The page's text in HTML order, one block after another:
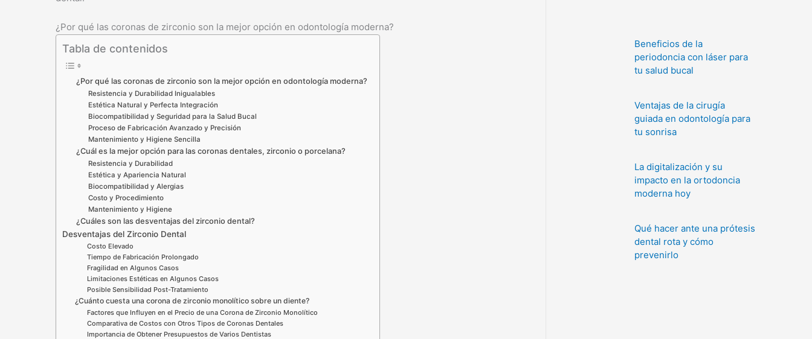
¿Por qué las coronas de zirconio son la mejor opción en odontología moderna?
Tabla de contenidos
¿Por qué las coronas de zirconio son la mejor opción en odontología moderna?
Resistencia y Durabilidad Inigualables
Estética Natural y Perfecta Integración
Biocompatibilidad y Seguridad para la Salud Bucal
Proceso de Fabricación Avanzado y Precisión
Mantenimiento y Higiene Sencilla
¿Cuál es la mejor opción para las coronas dentales, zirconio o porcelana?
Resistencia y Durabilidad
Estética y Apariencia Natural
Biocompatibilidad y Alergias
Costo y Procedimiento
Mantenimiento y Higiene
¿Cuáles son las desventajas del zirconio dental?
Desventajas del Zirconio Dental
Costo Elevado
Tiempo de Fabricación Prolongado
Fragilidad en Algunos Casos
Limitaciones Estéticas en Algunos Casos
Posible Sensibilidad Post-Tratamiento
¿Cuánto cuesta una corona de zirconio monolítico sobre un diente?
Factores que Influyen en el Precio de una Corona de Zirconio Monolítico
Comparativa de Costos con Otros Tipos de Coronas Dentales
Importancia de Obtener Presupuestos de Varios Dentistas
Beneficios de la
periodoncia con láser para
tu salud bucal
Ventajas de la cirugía
guiada en odontología para
tu sonrisa
La digitalización y su
impacto en la ortodoncia
moderna hoy
Qué hacer ante una prótesis
dental rota y cómo
prevenirlo